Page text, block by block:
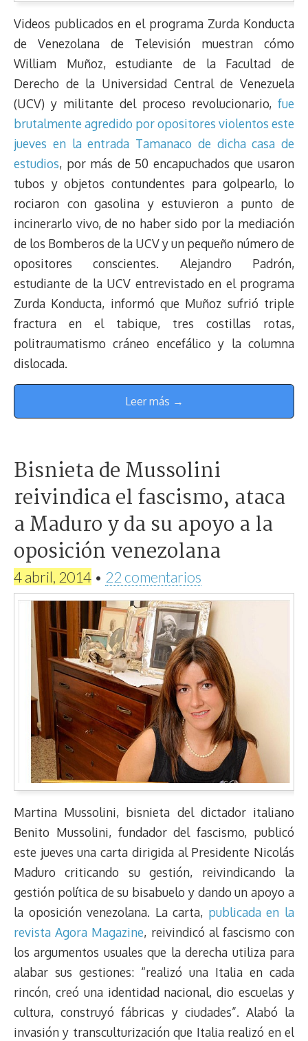
Videos publicados en el programa Zurda Konducta
de Venezolana de Televisión muestran cómo
William Muñoz, estudiante de la Facultad de
Derecho de la Universidad Central de Venezuela
(UCV) y militante del proceso revolucionario, fue
brutalmente agredido por opositores violentos este
jueves en la entrada Tamanaco de dicha casa de
estudios, por más de 50 encapuchados que usaron
tubos y objetos contundentes para golpearlo, lo
rociaron con gasolina y estuvieron a punto de
incinerarlo vivo, de no haber sido por la mediación
de los Bomberos de la UCV y un pequeño número de
opositores conscientes. Alejandro Padrón,
estudiante de la UCV entrevistado en el programa
Zurda Konducta, informó que Muñoz sufrió triple
fractura en el tabique, tres costillas rotas,
politraumatismo cráneo encefálico y la columna
dislocada.
Leer más →
Bisnieta de Mussolini
reivindica el fascismo, ataca
a Maduro y da su apoyo a la
oposición venezolana
4 abril, 2014 • 22 comentarios
Martina Mussolini, bisnieta del dictador italiano
Benito Mussolini, fundador del fascismo, publicó
este jueves una carta dirigida al Presidente Nicolás
Maduro criticando su gestión, reivindicando la
gestión política de su bisabuelo y dando un apoyo a
la oposición venezolana. La carta, publicada en la
revista Agora Magazine, reivindicó al fascismo con
los argumentos usuales que la derecha utiliza para
alabar sus gestiones: “realizó una Italia en cada
rincón, creó una identidad nacional, dio escuelas y
cultura, construyó fábricas y ciudades”. Alabó la
invasión y transculturización que Italia realizó en el